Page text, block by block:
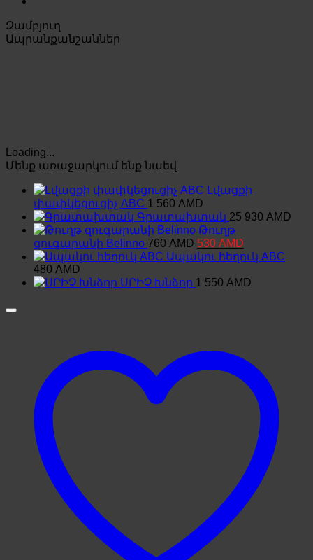
Զամբյուղ
Ապրանքանշաններ
Loading...
Մենք առաջարկում ենք նաեվ
Լվացքի
փափկեցուցիչ ABC 1 560 AMD
Գրատախտակ 25 930 AMD
Թուղթ
զուգարանի Belinno 760AMD Original
price
was:
760 AMD.
530 AMD
price
530 AMD.
Ապակու հեղուկ ABC
480 AMD
ՍՐԻՉ Խնձոր 1 550 AMD